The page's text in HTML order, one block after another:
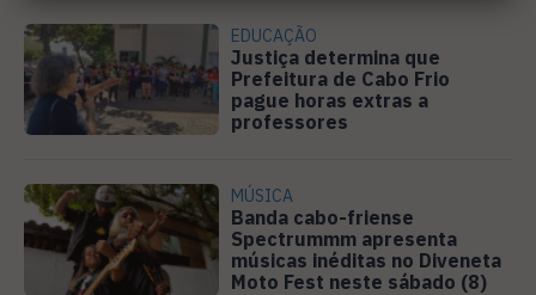
EDUCAÇÃO
Justiça determina que
Prefeitura de Cabo Frio
pague horas extras a
professores
MÚSICA
Banda cabo-friense
Spectrummm apresenta
músicas inéditas no Diveneta
Moto Fest neste sábado (8)